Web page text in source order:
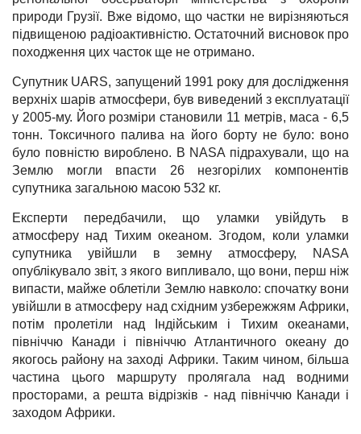
природи Грузії. Вже відомо, що частки не вирізняються
підвищеною радіоактивністю. Остаточний висновок про
походження цих часток ще не отримано.
Супутник UARS, запущений 1991 року для дослідження
верхніх шарів атмосфери, був виведений з експлуатації
у 2005-му. Його розміри становили 11 метрів, маса - 6,5
тонн. Токсичного палива на його борту не було: воно
було повністю вироблено. В NASA підрахували, що на
Землю могли впасти 26 незгорілих компонентів
супутника загальною масою 532 кг.
Експерти передбачили, що уламки увійдуть в
атмосферу над Тихим океаном. Згодом, коли уламки
супутника увійшли в земну атмосферу, NASA
опублікувало звіт, з якого випливало, що вони, перш ніж
випасти, майже облетіли Землю навколо: спочатку вони
увійшли в атмосферу над східним узбережжям Африки,
потім пролетіли над Індійським і Тихим океанами,
північчю Канади і північчю Атлантичного океану до
якогось району на заході Африки. Таким чином, більша
частина цього маршруту пролягала над водними
просторами, а решта відрізків - над північчю Канади і
заходом Африки.